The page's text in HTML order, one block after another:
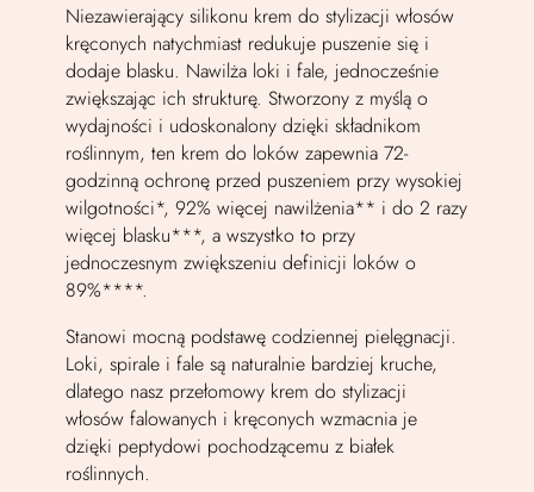
Niezawierający silikonu krem do stylizacji włosów
kręconych natychmiast redukuje puszenie się i
dodaje blasku. Nawilża loki i fale, jednocześnie
zwiększając ich strukturę. Stworzony z myślą o
wydajności i udoskonalony dzięki składnikom
roślinnym, ten krem do loków zapewnia 72-
godzinną ochronę przed puszeniem przy wysokiej
wilgotności*, 92% więcej nawilżenia** i do 2 razy
więcej blasku***, a wszystko to przy
jednoczesnym zwiększeniu definicji loków o
89%****.
Stanowi mocną podstawę codziennej pielęgnacji.
Loki, spirale i fale są naturalnie bardziej kruche,
dlatego nasz przełomowy krem do stylizacji
włosów falowanych i kręconych wzmacnia je
dzięki peptydowi pochodzącemu z białek
roślinnych.